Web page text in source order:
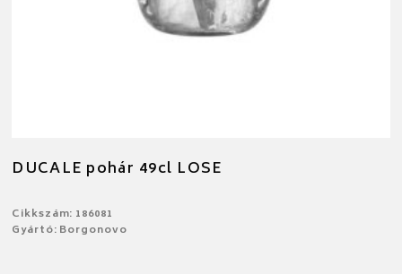
DUCALE pohár 49cl LOSE
Cikkszám: 186081
Gyártó: Borgonovo